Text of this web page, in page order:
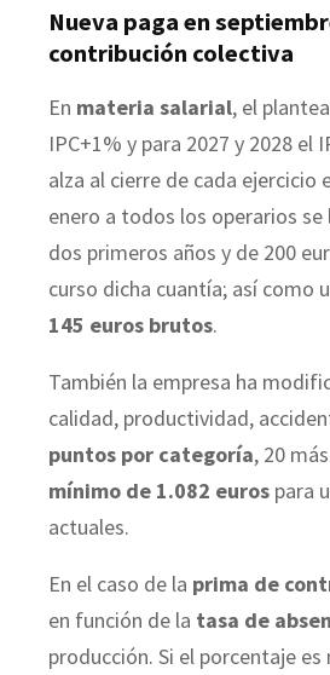
Nueva paga en
contribución colectiva
En materia salarial, el
IPC+1% y para 2027 y 2028 el
alza al cierre de cada ejercicio
enero a todos los operarios se
dos primeros años y de 200
curso dicha cuantía; así como
145 euros brutos.
También la empresa ha
calidad, productividad,
puntos por categoría, 20
mínimo de 1.082 euros para
actuales.
En el caso de la prima de
en función de la tasa de
producción. Si el porcentaje